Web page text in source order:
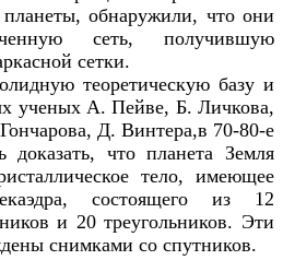
обнаружили, что они
сеть, получившую
сетки.
теоретическую базу и
ученых А. Пейве, Б. Личкова,
Д. Винтера,в 70-80-е
что планета Земля
тело, имеющее
состоящего из 12
и 20 треугольников. Эти
снимками со спутников.